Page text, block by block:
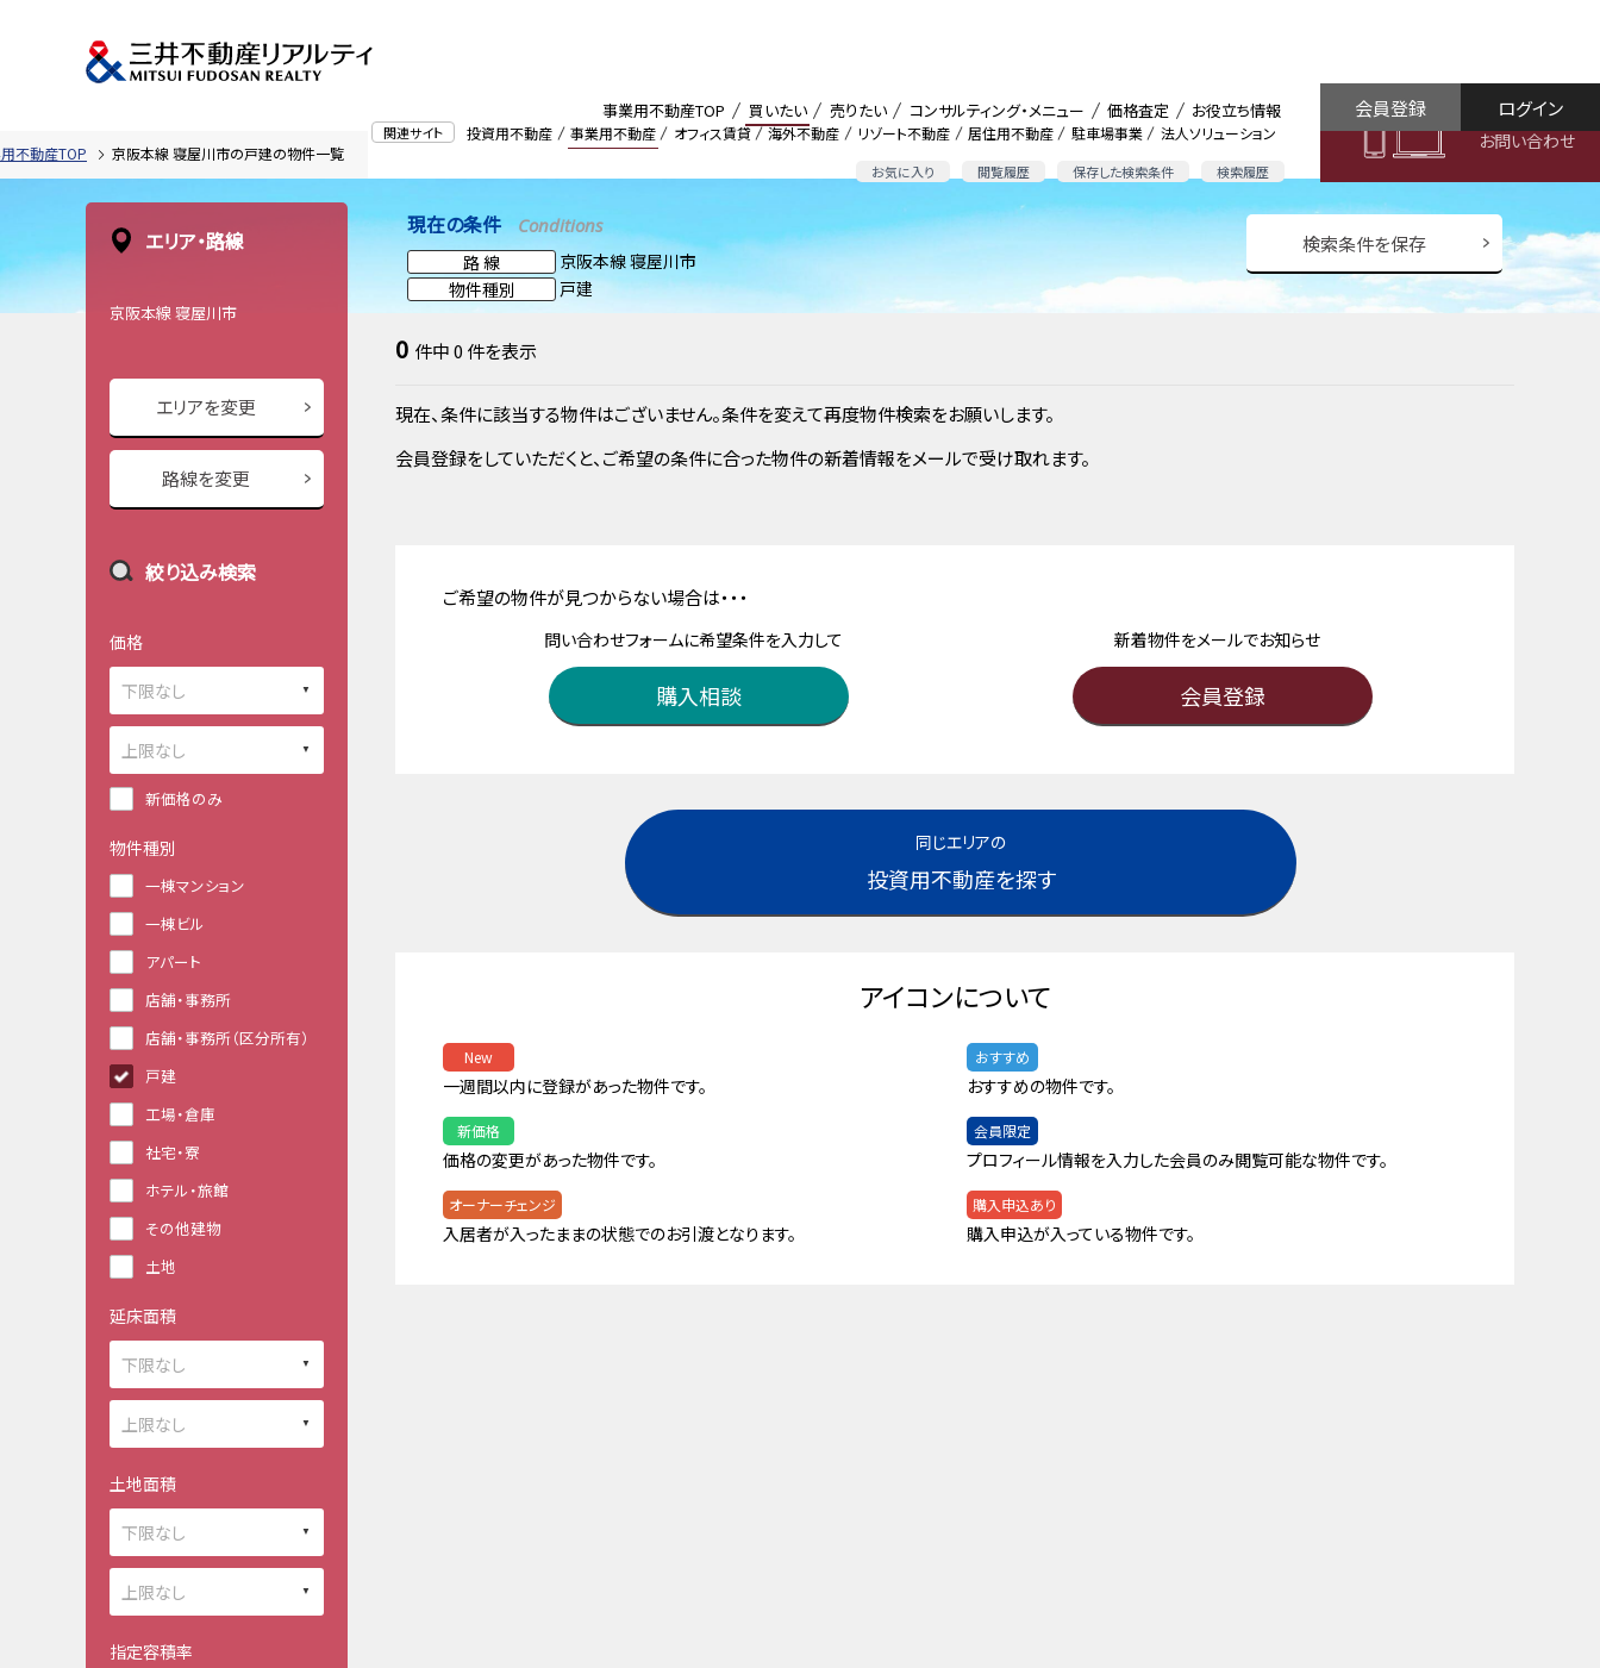
関連サイト 投資用不動産 事業用不動産 オフィス賃貸 海外不動産 リゾート不動産 居住用不動産 駐車場事業 法人ソリューション
お気に入り 閲覧履歴 保存した検索条件 検索履歴
事業用不動産TOP 買いたい 売りたい コンサルティング・メニュー 価格査定 お役立ち情報
お問い合わせ
ログイン
会員登録
不動産TOP 京阪本線 寝屋川市の戸建の物件一覧
現在の条件 Conditions
路 線
京阪本線 寝屋川市
物件種別
戸建
検索条件を保存
0 件中0 件を表示
現在、条件に該当する物件はございません。条件を変えて再度物件検索をお願いします。
会員登録をしていただくと、ご希望の条件に合った物件の新着情報をメールで受け取れます。
ご希望の物件が見つからない場合は・・・
問い合わせフォームに希望条件を入力して
購入相談
新着物件をメールでお知らせ
会員登録
同じエリアの
投資用不動産を探す
アイコンについて
New
一週間以内に登録があった物件です。
おすすめ
おすすめの物件です。
新価格
価格の変更があった物件です。
会員限定
プロフィール情報を入力した会員のみ閲覧可能な物件です。
オーナーチェンジ
入居者が入ったままの状態でのお引渡となります。
購入申込あり
購入申込が入っている物件です。
エリア・路線
京阪本線 寝屋川市
エリアを変更
路線を変更
絞り込み検索
価格
新価格のみ
物件種別
一棟マンション
一棟ビル
アパート
店舗・事務所
店舗・事務所（区分所有）
戸建
工場・倉庫
社宅・寮
ホテル・旅館
その他建物
土地
延床面積
土地面積
指定容積率